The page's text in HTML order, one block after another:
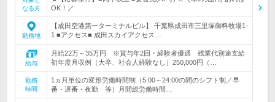
なる方
OK！／
勤務地
【成田空港第一ターミナルビル】 千葉県成田市三里塚御料牧場1-
1 ■アクセス■ 成田スカイアクセス…
給与
月給22万～35万円 ※賞与年2回・経験者優遇 残業代別途支給
初年度月収例（大卒、社会人経験なし）250,000円（…
勤務
時間
1ヵ月単位の変形労働時間制（5:00～24:00の間のシフト制／早
番・遅番・夜勤 等）月間総労働時間…